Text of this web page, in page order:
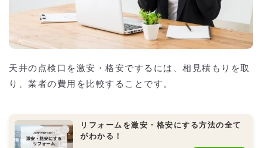
天井の点検口を激安・格安でするには、相見積もりを取
り、業者の費用を比較することです。
リフォームを激安・格安にする方法の全て
がわかる！